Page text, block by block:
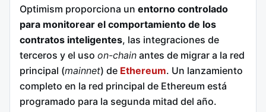
Optimism proporciona un entorno controlado
para monitorear el comportamiento de los
contratos inteligentes, las integraciones de
terceros y el uso on-chain antes de migrar a la red
principal (mainnet) de Ethereum. Un lanzamiento
completo en la red principal de Ethereum está
programado para la segunda mitad del año.